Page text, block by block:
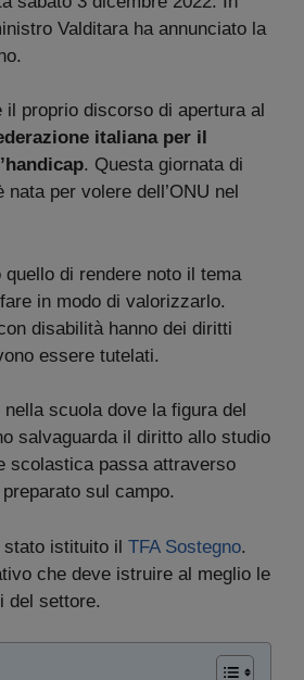
Valditara ha annunciato la
il proprio discorso di apertura al
italiana per il
. Questa giornata di
per volere dell’ONU nel
di rendere noto il tema
in modo di valorizzarlo.
disabilità hanno dei diritti
essere tutelati.
scuola dove la figura del
salvaguarda il diritto allo studio
scolastica passa attraverso
sul campo.
stato istituito il TFA Sostegno.
che deve istruire al meglio le
del settore.